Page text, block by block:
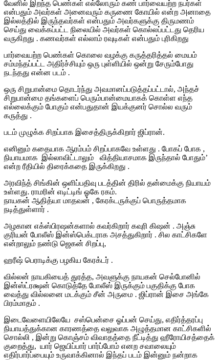
வேனில் இறந்த பெண்கள் எல்லோரும் கண் பார்வையற்ற நபர்கள்
என்பதும் அவர்கள் அனைவரும் கருணை கோயில் என்ற அனாதை
இல்லத்தில் இருந்தவர்கள் என்பதும் அவர்களுக்கு திருமணம்
செய்து வைக்கப்பட்ட நிலையில் அவர்கள் கொல்லப்பட்டது தெரிய
வருகிறது . கணவர்கள் எல்லாம் ரவுடிகள் என்பதும் புரிகிறது
பார்வையற்ற பெண்கள் கொலை வழக்கு கருத்தரித்தல் மையம்
சம்மந்தப்பட்ட அதிர்ச்சியும் ஒரு புள்ளியில் ஒன்று சேரும்போது
நடந்தது என்ன படம் .
ஒரு சிறுபான்மை தொடர்ந்து அவமானப்படுத்தப்பட்டால், அந்தச்
சிறுபான்மை தங்களைப் பெரும்பான்மையாகக் கொள்ள எந்த
எல்லைக்கும் போகும் என்பதுதான் இயக்குனர் சொல்ல வரும்
கருத்து .
படம் முழுக்க சிறப்பாக இசைத்திருக்கிறார் ஜிப்ரான்.
எனினும் கதையாக ஆரம்பம் சிறப்பாகவே உள்ளது . போகப் போக ,
நியாயமாக இல்லாவிட்டாலும் வித்தியாசமாக இருந்தால் போதும்’
என்ற ரீதியில் திரைக்கதை இருக்கிறது .
அரவிந்த் சிங்கின் ஒளிப்பதிவு படத்தின் திரில் தன்மைக்கு நியாயம்
உள்ளது. ராமரின் எடிட்டிங் ஓகே ரகம்.
நாயகன் ஆதித்யா மாதவன் , கேரக்டருக்குப் பொருத்தமாக
நடித்துள்ளார் .
அழகான எக்ஸ்பிரஷன்களால் கவர்கிறார் கவுரி கிஷன் . அஞ்சு
குரியன் போலீஸ் இன்ஸ்பெக்டராக அசத்துகிறார் . சில காட்சிகளே
என்றாலும் நண்டு ஜெகன் சிறப்பு,
ஹரீஷ் பெராடிக்கு பழகிய கேரக்டர் .
வில்லன் நாயகியைத் துரத்த, அவளுக்கு நாயகன் செல்போனில்
இன்ஸ்ட்ரக்ஷன் கொடுத்தே போலீஸ் இருக்கும் பகுதிக்கு போக
வைத்து வில்லனை மடக்கும் சீன் அருமை . ஜிப்ரான் இசை அங்கே
பிரம்மாதம் .
இடைவேளையிலேயே சஸ்பென்சை ஓப்பன் செய்து, எதிர்த்தரப்பு
நியாயத்துக்கான காரணத்தை வலுவாக அழுத்தமான காட்சிகளில்
சொல்லி , இன்று கொஞ்சம் விவாதத்தை நீட்டித்து ஹீரோயிசத்தைக்
குறைத்து, யார் ஜெயிப்பார் பார்ப்போம் எனற சவாலையும்
எதிர்பார்ப்பையும் உருவாக்கினால் இந்தப் படம் இன்னும் நன்றாக